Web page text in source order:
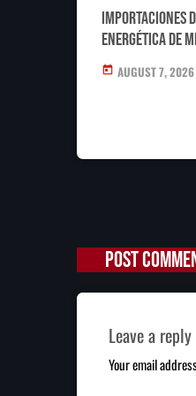
Importaciones
energética de
today AUGUST 7, 2026
POST
Leave a reply
Your email